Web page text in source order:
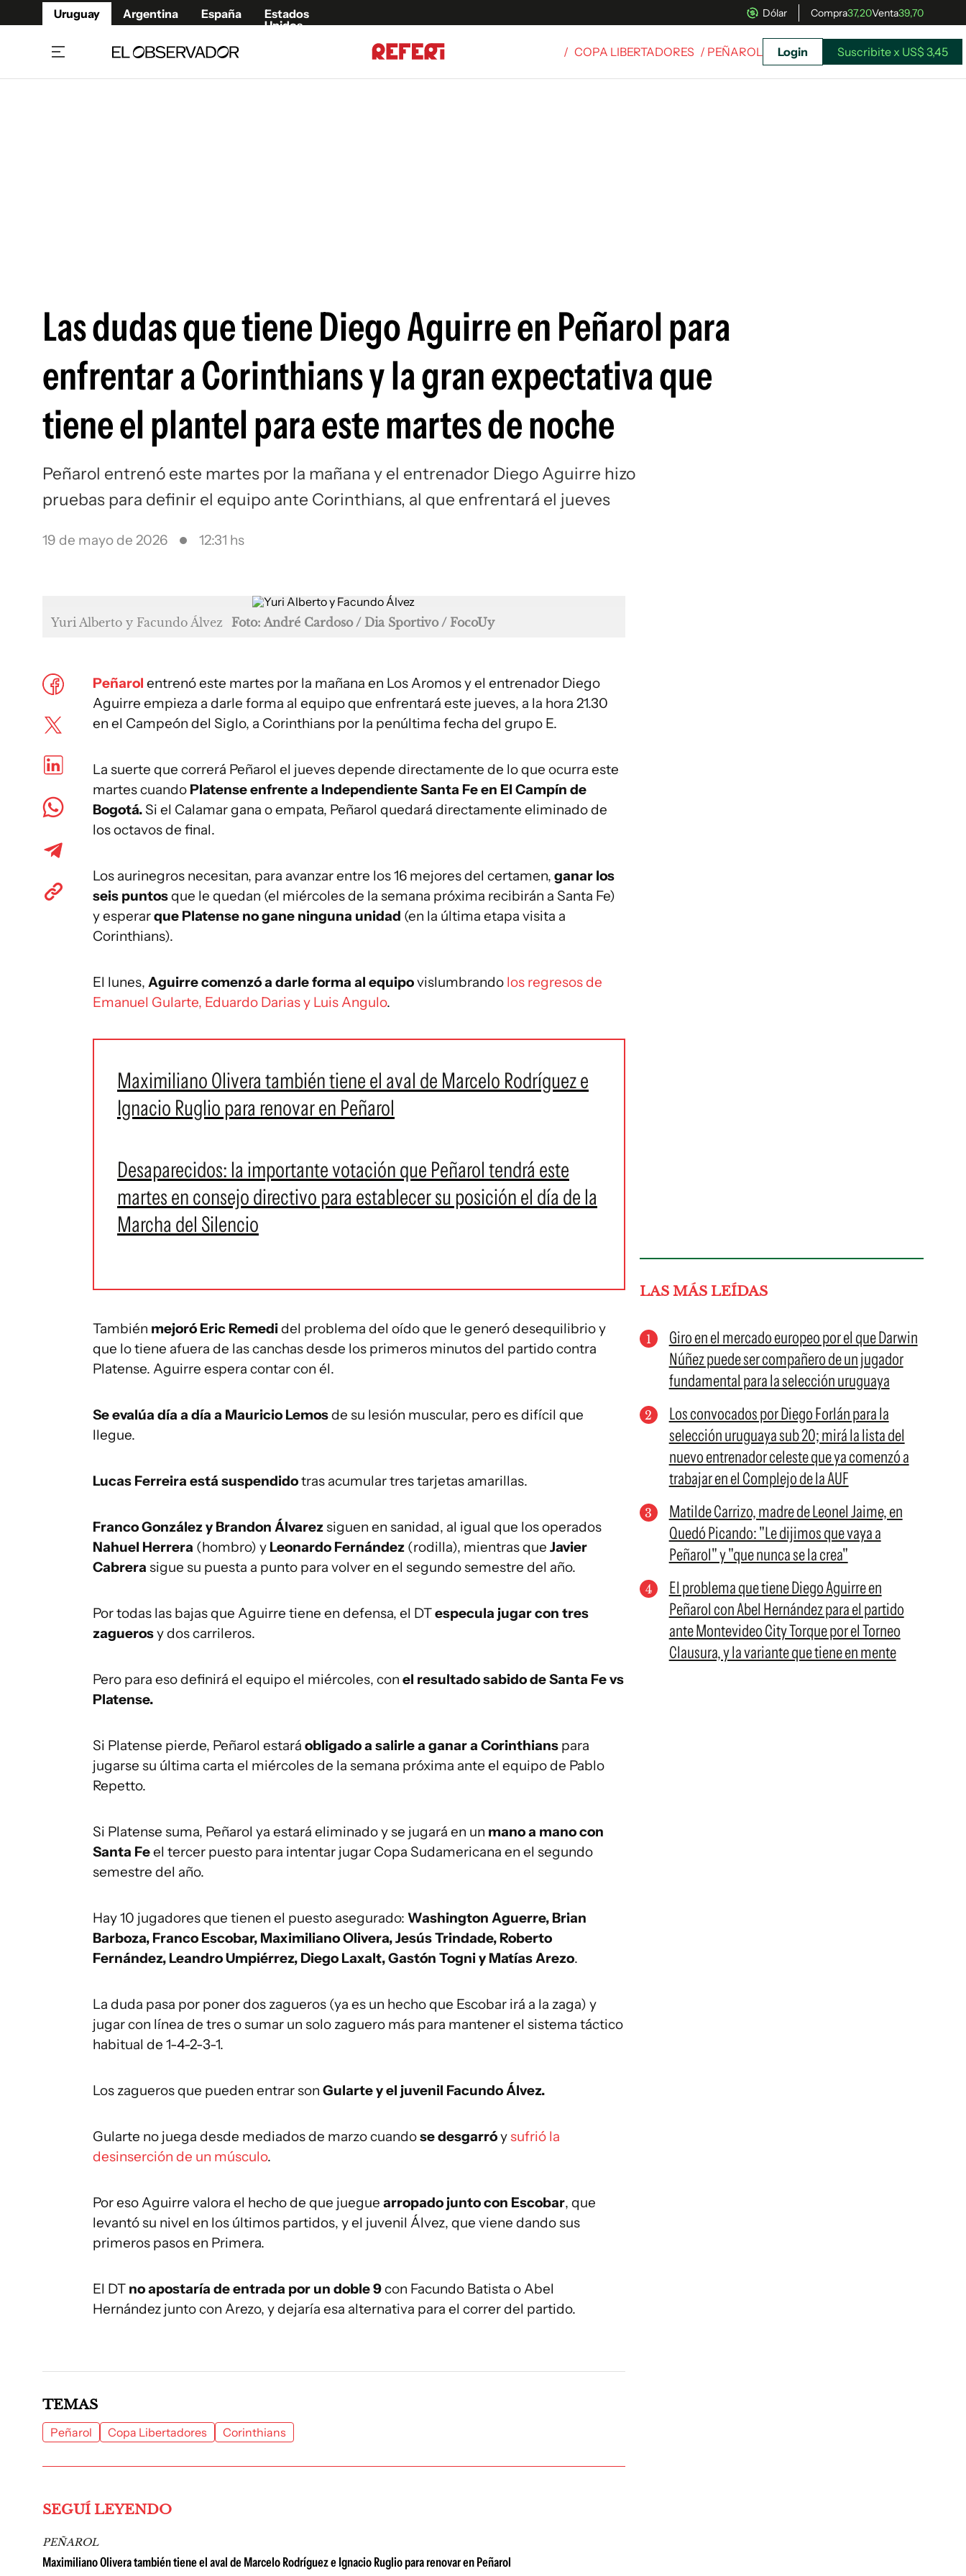
Uruguay Argentina España
Estados
Unidos
Dólar Compra37,20Venta39,70
/ COPA LIBERTADORES / PEÑAROL Login Suscribite x US$ 3,45
Las dudas que tiene Diego Aguirre en Peñarol para
enfrentar a Corinthians y la gran expectativa que
tiene el plantel para este martes de noche
Peñarol entrenó este martes por la mañana y el entrenador Diego Aguirre hizo
pruebas para definir el equipo ante Corinthians, al que enfrentará el jueves
19 de mayo de 2026 12:31 hs
Yuri Alberto y Facundo Álvez Foto: André Cardoso / Dia Sportivo / FocoUy
Peñarol entrenó este martes por la mañana en Los Aromos y el entrenador Diego
Aguirre empieza a darle forma al equipo que enfrentará este jueves, a la hora 21.30
en el Campeón del Siglo, a Corinthians por la penúltima fecha del grupo E.
La suerte que correrá Peñarol el jueves depende directamente de lo que ocurra este
martes cuando Platense enfrente a Independiente Santa Fe en El Campín de
Bogotá. Si el Calamar gana o empata, Peñarol quedará directamente eliminado de
los octavos de final.
Los aurinegros necesitan, para avanzar entre los 16 mejores del certamen, ganar los
seis puntosque le quedan (el miércoles de la semana próxima recibirán a Santa Fe)
y esperarque Platense no gane ninguna unidad (en la última etapa visita a
Corinthians).
El lunes, Aguirre comenzó a darle forma al equipovislumbrando los regresos de
Emanuel Gularte, Eduardo Darias y Luis Angulo.
Maximiliano Olivera también tiene el aval de Marcelo Rodríguez e
Ignacio Ruglio para renovar en Peñarol
Desaparecidos: la importante votación que Peñarol tendrá este
martes en consejo directivo para establecer su posición el día de la
Marcha del Silencio
También mejoró Eric Remedi del problema del oído que le generó desequilibrio y
que lo tiene afuera de las canchas desde los primeros minutos del partido contra
Platense. Aguirre espera contar con él.
Se evalúa día a día a Mauricio Lemosde su lesión muscular, pero es difícil que
llegue.
Lucas Ferreira está suspendidotras acumular tres tarjetas amarillas.
Franco González y Brandon Álvarezsiguen en sanidad, al igual que los operados
Nahuel Herrera (hombro) y Leonardo Fernández (rodilla), mientras que Javier
Cabrera sigue su puesta a punto para volver en el segundo semestre del año.
Por todas las bajas que Aguirre tiene en defensa, el DTespecula jugar con tres
zaguerosy dos carrileros.
Pero para eso definirá el equipo el miércoles, con el resultado sabido de Santa Fe vs
Platense.
Si Platense pierde, Peñarol estará obligado a salirle a ganar a Corinthians para
jugarse su última carta el miércoles de la semana próxima ante el equipo de Pablo
Repetto.
Si Platense suma, Peñarol ya estará eliminado y se jugará en un mano a mano con
Santa Feel tercer puesto para intentar jugar Copa Sudamericana en el segundo
semestre del año.
Hay 10 jugadores que tienen el puesto asegurado: Washington Aguerre, Brian
Barboza, Franco Escobar, Maximiliano Olivera, Jesús Trindade, Roberto
Fernández, Leandro Umpiérrez, Diego Laxalt, Gastón Togni y Matías Arezo.
La duda pasa por poner dos zagueros (ya es un hecho que Escobar irá a la zaga) y
jugar con línea de tres o sumar un solo zaguero más para mantener el sistema táctico
habitual de 1-4-2-3-1.
Los zagueros que pueden entrar son Gularte y el juvenil Facundo Álvez.
Gularte no juega desde mediados de marzo cuandose desgarróysufrió la
desinserción de un músculo.
Por eso Aguirre valora el hecho de que juegue arropado junto con Escobar, que
levantó su nivel en los últimos partidos, y el juvenil Álvez, que viene dando sus
primeros pasos en Primera.
El DT no apostaría de entrada por un doble 9con Facundo Batista o Abel
Hernández junto con Arezo, y dejaría esa alternativa para el correr del partido.
LAS MÁS LEÍDAS
Giro en el mercado europeo por el que Darwin
Núñez puede ser compañero de un jugador
fundamental para la selección uruguaya
Los convocados por Diego Forlán para la
selección uruguaya sub 20; mirá la lista del
nuevo entrenador celeste que ya comenzó a
trabajar en el Complejo de la AUF
Matilde Carrizo, madre de Leonel Jaime, en
Quedó Picando: "Le dijimos que vaya a
Peñarol" y "que nunca se la crea"
El problema que tiene Diego Aguirre en
Peñarol con Abel Hernández para el partido
ante Montevideo City Torque por el Torneo
Clausura, y la variante que tiene en mente
TEMAS
Peñarol Copa Libertadores Corinthians
SEGUÍ LEYENDO
PEÑAROL
Maximiliano Olivera también tiene el aval de Marcelo Rodríguez e Ignacio Ruglio para renovar en Peñarol